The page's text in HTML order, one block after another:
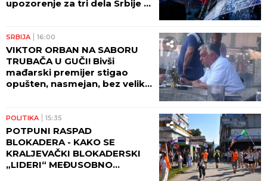
upozorenje za tri dela Srbije -
SRBIJA 16:00
VIKTOR ORBAN NA SABORU
TRUBAČA U GUČI! Bivši
mađarski premijer stigao
opušten, nasmejan, bez velike
POLITIKA 15:35
POTPUNI RASPAD
BLOKADERA - KAKO SE
KRALJEVAČKI BLOKADERSKI
„LIDERI“ MEĐUSOBNO